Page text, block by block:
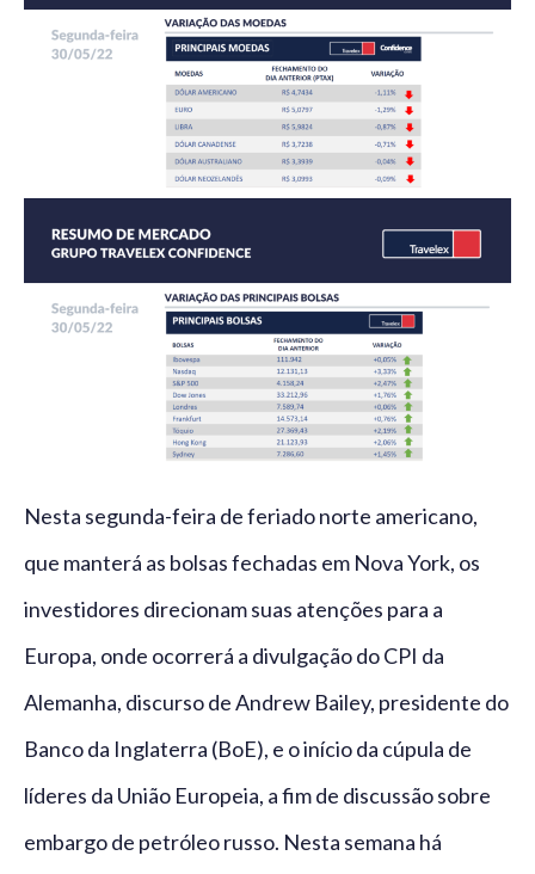
Nesta segunda-feira de feriado norte americano,
que manterá as bolsas fechadas em Nova York, os
investidores direcionam suas atenções para a
Europa, onde ocorrerá a divulgação do CPI da
Alemanha, discurso de Andrew Bailey, presidente do
Banco da Inglaterra (BoE), e o início da cúpula de
líderes da União Europeia, a fim de discussão sobre
embargo de petróleo russo. Nesta semana há